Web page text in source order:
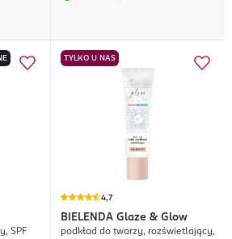
SPF
TYLKO U NAS
4,7
BIELENDA Glaze & Glow
podkład do twarzy, rozświetlający,